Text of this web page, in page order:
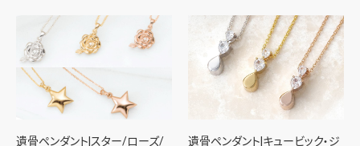
遺骨ペンダント|スター/ローズ/
遺骨ペンダント|キュービック・ジ